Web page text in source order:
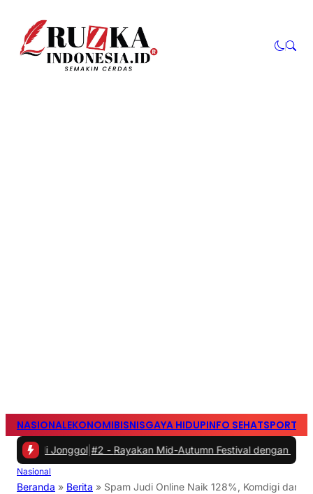
NASIONALEKONOMIBISNISGAYA HIDUPINFO SEHATSPORTS
#2 -Rayakan Mid-Autumn Festival dengan Mooncake
Nasional
Beranda » Berita » Spam Judi Online Naik 128%, Komdigi dan